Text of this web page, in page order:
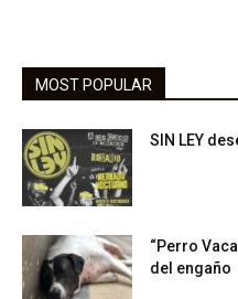
MOST POPULAR
SIN LEY
“Perro
del engaño